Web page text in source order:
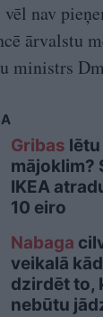
nav
ārvalstu
ministrs
Gribas
mājoklim?
IKEA
10 eiro
Nabaga
veikalā
dzirdēt to,
nebūtu